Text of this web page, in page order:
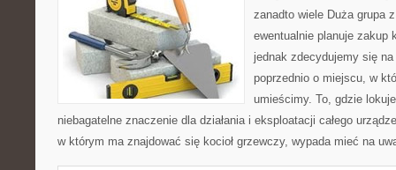
zanadto wiele Duża grupa
ewentualnie planuje zakup
jednak zdecydujemy się
poprzednio o miejscu, w
umieścimy. To, gdzie
niebagatelne znaczenie dla działania i eksploatacji całego
w którym ma znajdować się kocioł grzewczy, wypada mieć na